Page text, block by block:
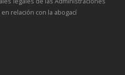
relación con la abogací